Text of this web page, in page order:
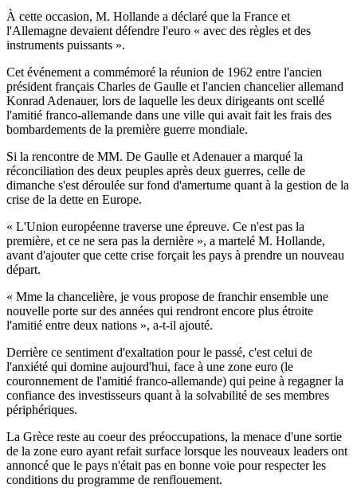
À cette occasion, M. Hollande a déclaré que la France et
l'Allemagne devaient défendre l'euro « avec des règles et des
instruments puissants ».
Cet événement a commémoré la réunion de 1962 entre l'ancien
président français Charles de Gaulle et l'ancien chancelier allemand
Konrad Adenauer, lors de laquelle les deux dirigeants ont scellé
l'amitié franco-allemande dans une ville qui avait fait les frais des
bombardements de la première guerre mondiale.
Si la rencontre de MM. De Gaulle et Adenauer a marqué la
réconciliation des deux peuples après deux guerres, celle de
dimanche s'est déroulée sur fond d'amertume quant à la gestion de la
crise de la dette en Europe.
« L'Union européenne traverse une épreuve. Ce n'est pas la
première, et ce ne sera pas la dernière », a martelé M. Hollande,
avant d'ajouter que cette crise forçait les pays à prendre un nouveau
départ.
« Mme la chancelière, je vous propose de franchir ensemble une
nouvelle porte sur des années qui rendront encore plus étroite
l'amitié entre deux nations », a-t-il ajouté.
Derrière ce sentiment d'exaltation pour le passé, c'est celui de
l'anxiété qui domine aujourd'hui, face à une zone euro (le
couronnement de l'amitié franco-allemande) qui peine à regagner la
confiance des investisseurs quant à la solvabilité de ses membres
périphériques.
La Grèce reste au coeur des préoccupations, la menace d'une sortie
de la zone euro ayant refait surface lorsque les nouveaux leaders ont
annoncé que le pays n'était pas en bonne voie pour respecter les
conditions du programme de renflouement.